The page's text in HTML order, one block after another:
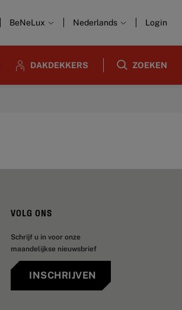
BeNeLux Nederlands Login
DAKDEKKERS ZOEKEN
VOLG ONS
Schrijf u in voor onze
maandelijkse nieuwsbrief
INSCHRIJVEN